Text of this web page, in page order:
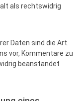
als rechtswidrig
Daten sind die Art.
vor, Kommentare zu
beanstandet